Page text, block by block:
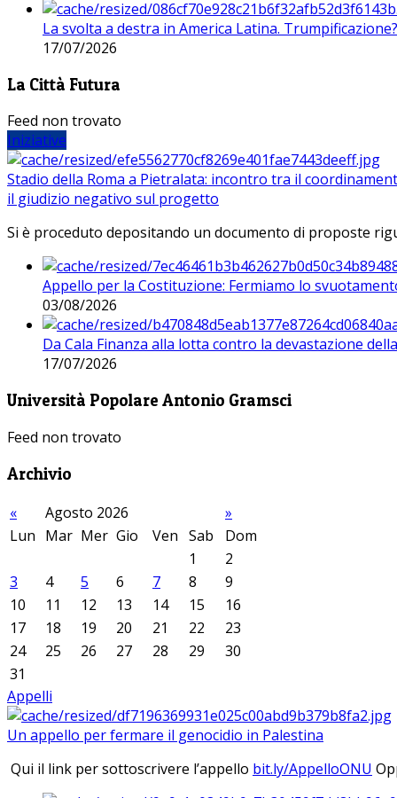
La svolta a destra in America Latina. Trumpificazione?
17/07/2026
La Città Futura
Feed non trovato
Iniziative
Stadio della Roma a Pietralata: incontro tra il
il giudizio negativo sul progetto
Si è proceduto depositando un documento di proposte
Appello per la Costituzione: Fermiamo lo
03/08/2026
Da Cala Finanza alla lotta contro la devastazione
17/07/2026
Università Popolare Antonio Gramsci
Feed non trovato
Archivio
« Agosto 2026
»
Lun Mar Mer Gio Ven Sab
Dom
1
2
3
4 5 6 7 8
9
10
11 12 13 14 15
16
17
18 19 20 21 22
23
24
25 26 27 28 29
30
31
Appelli
Un appello per fermare il genocidio in Palestina
Qui il link per sottoscrivere l’appello bit.ly/AppelloONU